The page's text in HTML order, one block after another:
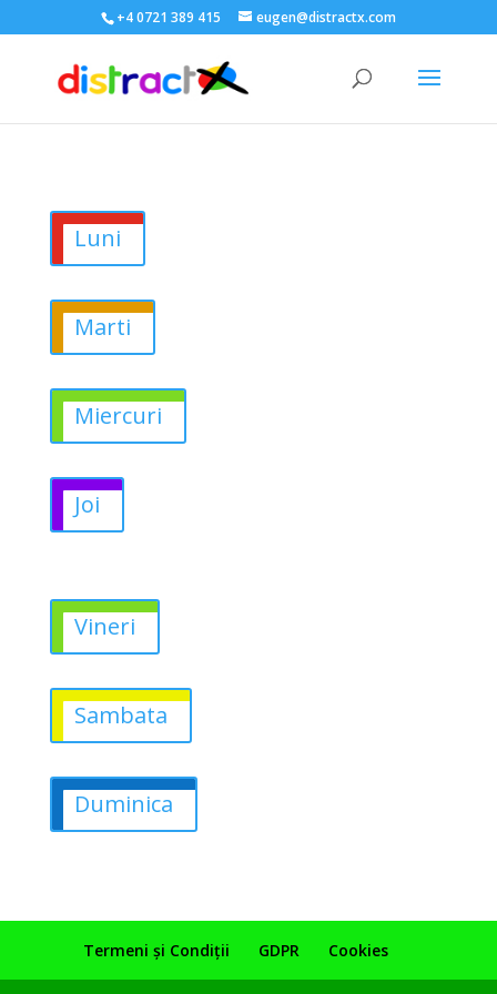
+4 0721 389 415 eugen@distractx.com
Luni
Marti
Miercuri
Joi
Vineri
Sambata
Duminica
Termeni și Condiții GDPR Cookies